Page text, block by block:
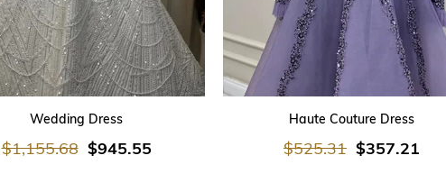
Wedding Dress
$945.55
$1,155.68
Haute Couture Dress
$357.21
$525.31